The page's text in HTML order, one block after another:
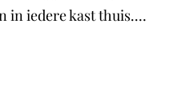
in iedere kast thuis.…